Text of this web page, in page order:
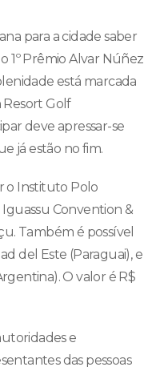
para a cidade saber
1º Prêmio Alvar Núñez
está marcada
Resort Golf
deve apressar-se
já estão no fim.
o Instituto Polo
Convention &
Também é possível
del Este (Paraguai), e
O valor é R$
e
das pessoas